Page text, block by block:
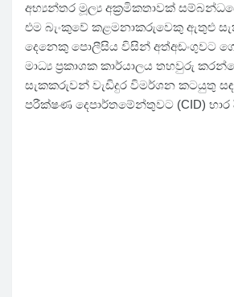
අභ්‍යන්තර මූල්‍ය අක්‍රමිකතාවක්
එම බැංකුවේ කළමනාකරුවෙකු ඇතුළු
දෙනෙකු පොලීසිය විසින් අත්අඩංගුවට
මාධ්‍ය ප්‍රකාශක කාර්යාලය තහවුරු
සැකකරුවන් වැඩිදුර විමර්ශන කටයුතු
පරීක්ෂණ දෙපාර්තමේන්තුවට (CID)